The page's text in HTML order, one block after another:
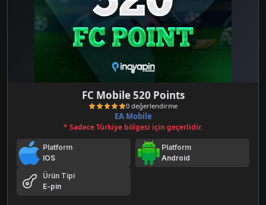
FC Mobile 520 Points
EA Mobile
* Sadece Türkiye bölgesi için geçerlidir.
Platform
IOS
Platform
Android
Ürün Tipi
E-pin